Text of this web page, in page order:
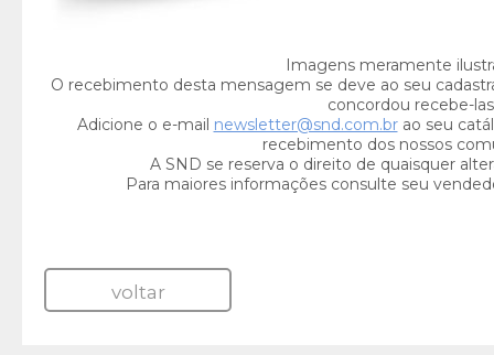
Imagens meramente
O recebimento desta mensagem se deve ao seu
concordou recebe-
Adicione o e-mail newsletter@snd.com.brao seu
recebimento dos nossos
A SND se reserva o direito de quaisquer
Para maiores informações consulte seu
voltar